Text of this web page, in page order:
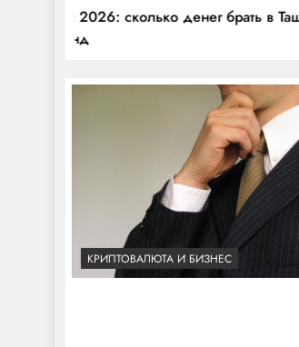
2026: сколько денег брать в Ташкент
КРИПТОВАЛЮТА И БИЗНЕС